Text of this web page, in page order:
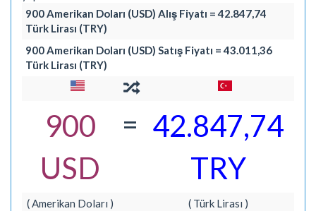
900 Amerikan Doları (USD) Alış Fiyatı = 42.847,74
Türk Lirası (TRY)
900 Amerikan Doları (USD) Satış Fiyatı = 43.011,36
Türk Lirası (TRY)
900
USD
= 42.847,74
TRY
( Amerikan Doları ) ( Türk Lirası )